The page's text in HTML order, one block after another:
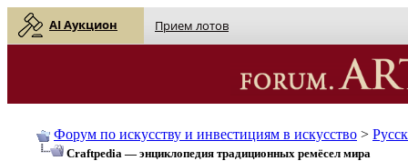
AI Аукцион Прием лотов
Форум по искусству и инвестициям в искусство >
Craftpedia — энциклопедия традиционных ремёсел мира